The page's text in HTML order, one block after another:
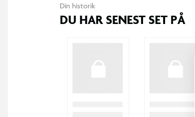
Din historik
DU HAR SENEST SET PÅ